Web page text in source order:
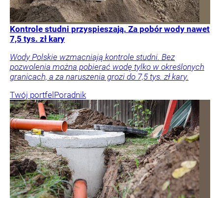
Kontrole studni przyspieszają. Za pobór wody nawet
7,5 tys. zł kary
Wody Polskie wzmacniają kontrole studni. Bez
pozwolenia można pobierać wodę tylko w określonych
granicach, a za naruszenia grozi do 7,5 tys. zł kary.
Twój portfel Poradnik